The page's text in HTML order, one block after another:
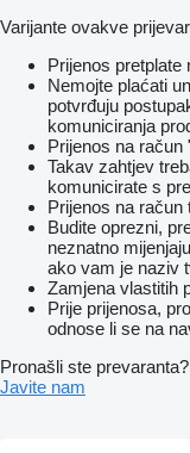
Varijante ovakve
Prijenos pretplate
Nemojte plaćati
potvrđuju
komuniciranja
Prijenos na račun
Takav zahtjev
komunicirate s
Prijenos na
Budite oprezni,
neznatno
ako vam je naziv
Zamjena vlastitih
Prije prijenosa,
odnose li se na
Pronašli ste prevaranta?
Javite nam